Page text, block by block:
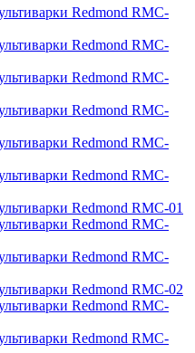
Redmond RMC-
Redmond RMC-
Redmond RMC-
Redmond RMC-
Redmond RMC-
Redmond RMC-
Redmond RMC-01
Redmond RMC-
Redmond RMC-
Redmond RMC-02
Redmond RMC-
Redmond RMC-